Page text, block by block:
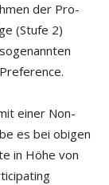
der Pro-
(Stufe 2)
einer Non-
es bei obigen
in Höhe von